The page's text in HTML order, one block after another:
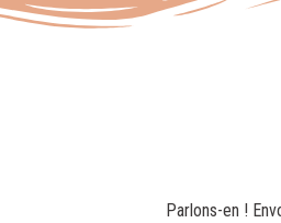
Parlons-en !